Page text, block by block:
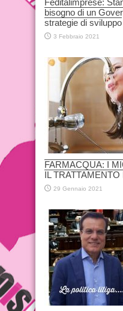
Feditalimprese:
bisogno di un
strategie di sviluppo
3 Febbraio 2021
FARMACQUA: I
IL TRATTAMENTO
29 Gennaio 2021